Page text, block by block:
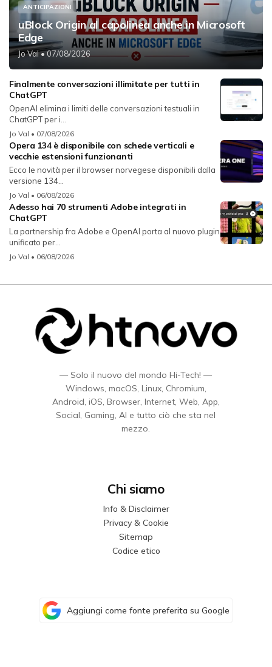
ANTICIPAZIONI
uBlock Origin al capolinea anche in Microsoft
Edge
Jo Val• 07/08/2026
Finalmente conversazioni illimitate per tutti in
ChatGPT
OpenAI elimina i limiti delle conversazioni testuali in
ChatGPT per i...
Jo Val • 07/08/2026
Opera 134 è disponibile con schede verticali e
vecchie estensioni funzionanti
Ecco le novità per il browser norvegese disponibili dalla
versione 134...
Jo Val • 06/08/2026
Adesso hai 70 strumenti Adobe integrati in
ChatGPT
La partnership fra Adobe e OpenAI porta al nuovo plugin
unificato per...
Jo Val • 06/08/2026
— Solo il nuovo del mondo Hi-Tech! —
Windows, macOS, Linux, Chromium,
Android, iOS, Browser, Internet, Web, App,
Social, Gaming, AI e tutto ciò che sta nel
mezzo.
Chi siamo
Info & Disclaimer
Privacy & Cookie
Sitemap
Codice etico
Aggiungi come fonte preferita su Google